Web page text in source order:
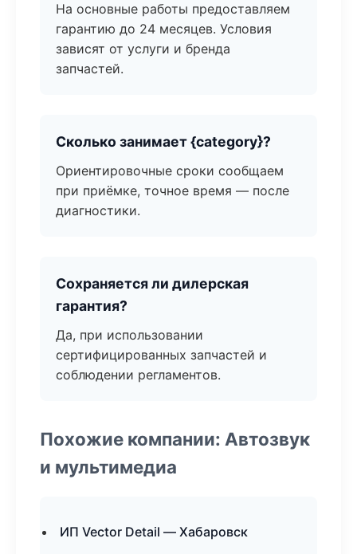
На основные работы предоставляем
гарантию до 24 месяцев. Условия
зависят от услуги и бренда
запчастей.
Сколько занимает {category}?
Ориентировочные сроки сообщаем
при приёмке, точное время — после
диагностики.
Сохраняется ли дилерская
гарантия?
Да, при использовании
сертифицированных запчастей и
соблюдении регламентов.
Похожие компании: Автозвук
и мультимедиа
ИП Vector Detail — Хабаровск